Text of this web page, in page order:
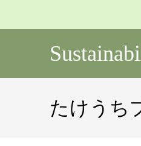
たけうち